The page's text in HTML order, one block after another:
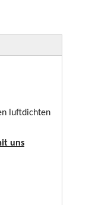
luftdichten
uns